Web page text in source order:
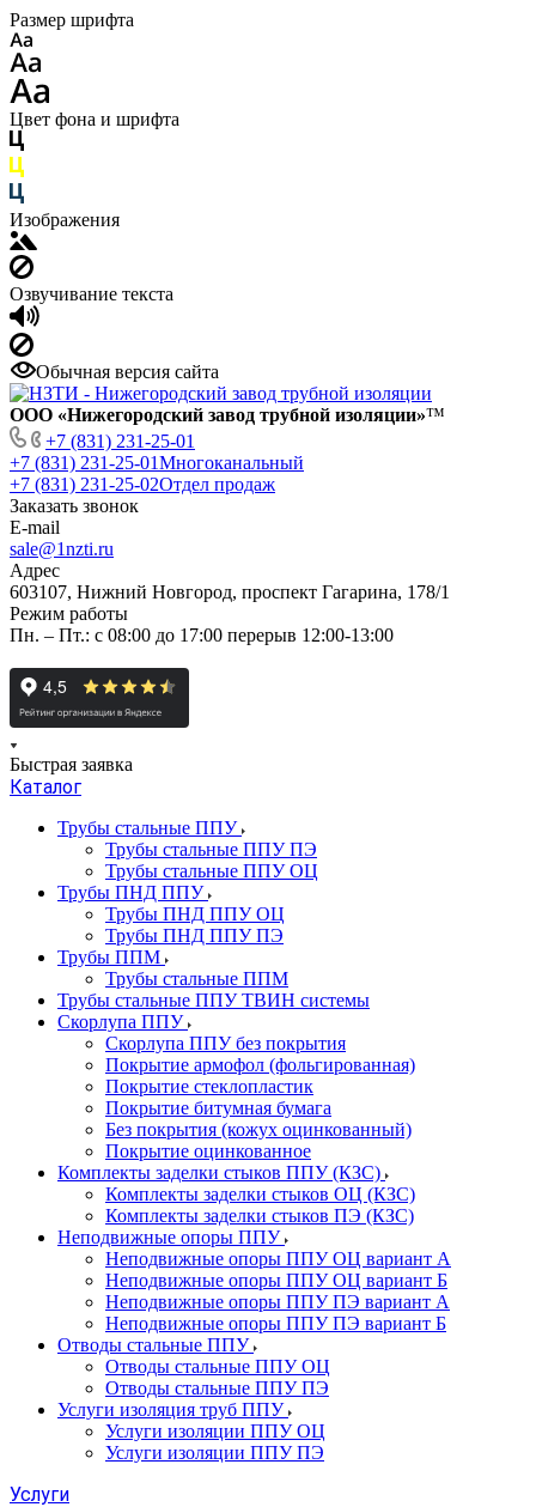
Размер шрифта
Цвет фона и шрифта
Изображения
Озвучивание текста
Обычная версия сайта
ООО «Нижегородский завод трубной изоляции»™
+7 (831) 231-25-01
+7 (831) 231-25-01Многоканальный
+7 (831) 231-25-02Отдел продаж
Заказать звонок
E-mail
sale@1nzti.ru
Адрес
603107, Нижний Новгород, проспект Гагарина, 178/1
Режим работы
Пн. – Пт.: с 08:00 до 17:00 перерыв 12:00-13:00
Быстрая заявка
Каталог
Трубы стальные ППУ
Трубы стальные ППУ ПЭ
Трубы стальные ППУ ОЦ
Трубы ПНД ППУ
Трубы ПНД ППУ ОЦ
Трубы ПНД ППУ ПЭ
Трубы ППМ
Трубы стальные ППМ
Трубы стальные ППУ ТВИН системы
Скорлупа ППУ
Скорлупа ППУ без покрытия
Покрытие армофол (фольгированная)
Покрытие стеклопластик
Покрытие битумная бумага
Без покрытия (кожух оцинкованный)
Покрытие оцинкованное
Комплекты заделки стыков ППУ (КЗС)
Комплекты заделки стыков ОЦ (КЗС)
Комплекты заделки стыков ПЭ (КЗС)
Неподвижные опоры ППУ
Неподвижные опоры ППУ ОЦ вариант А
Неподвижные опоры ППУ ОЦ вариант Б
Неподвижные опоры ППУ ПЭ вариант А
Неподвижные опоры ППУ ПЭ вариант Б
Отводы стальные ППУ
Отводы стальные ППУ ОЦ
Отводы стальные ППУ ПЭ
Услуги изоляция труб ППУ
Услуги изоляции ППУ ОЦ
Услуги изоляции ППУ ПЭ
Услуги